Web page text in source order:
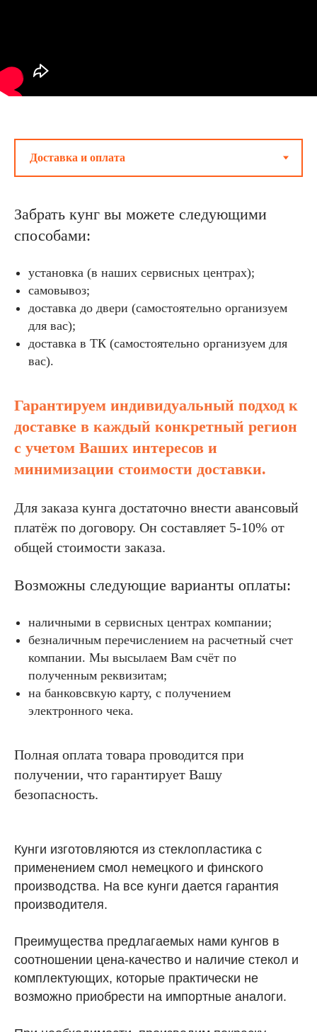
Забрать кунг вы можете следующими
способами:
установка (в наших сервисных центрах);
самовывоз;
доставка до двери (самостоятельно организуем
для вас);
доставка в ТК (самостоятельно организуем для
вас).
Гарантируем индивидуальный подход к
доставке в каждый конкретный регион
с учетом Ваших интересов и
минимизации стоимости доставки.
Для заказа кунга достаточно внести авансовый
платёж по договору. Он составляет 5-10% от
общей стоимости заказа.
Возможны следующие варианты оплаты:
наличными в сервисных центрах компании;
безналичным перечислением на расчетный счет
компании. Мы высылаем Вам счёт по
полученным реквизитам;
на банковсвкую карту, с получением
электронного чека.
Полная оплата товара проводится при
получении, что гарантирует Вашу
безопасность.
Кунги изготовляются из стеклопластика с
применением смол немецкого и финского
производства. На все кунги дается гарантия
производителя.
Преимущества предлагаемых нами кунгов в
соотношении цена-качество и наличие стекол и
комплектующих, которые практически не
возможно приобрести на импортные аналоги.